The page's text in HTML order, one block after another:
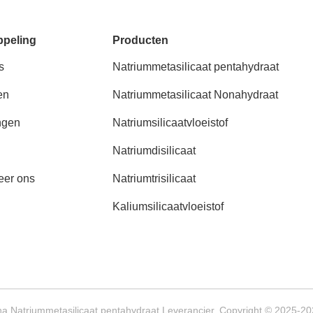
ons
Producten
Natriummetasilicaat pentahydraat
Natriummetasilicaat Nonahydraat
Natriumsilicaatvloeistof
Natriumdisilicaat
Natriumtrisilicaat
Kaliumsilicaatvloeistof
Natriummetasilicaat pentahydraat Leverancier. Copyright © 2025-